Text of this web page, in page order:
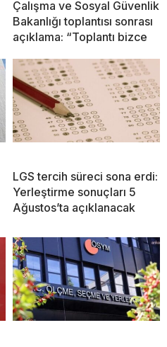
Çalışma ve Sosyal Güvenlik
Bakanlığı toplantısı sonrası
açıklama: “Toplantı bizce
LGS tercih süreci sona erdi:
Yerleştirme sonuçları 5
Ağustos’ta açıklanacak